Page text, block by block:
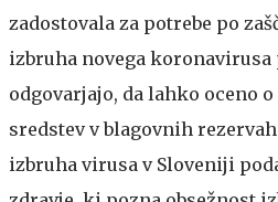
zadostovala za potrebe po
izbruha novega koronavirusa
odgovarjajo, da lahko oceno
sredstev v blagovnih
izbruha virusa v Sloveniji